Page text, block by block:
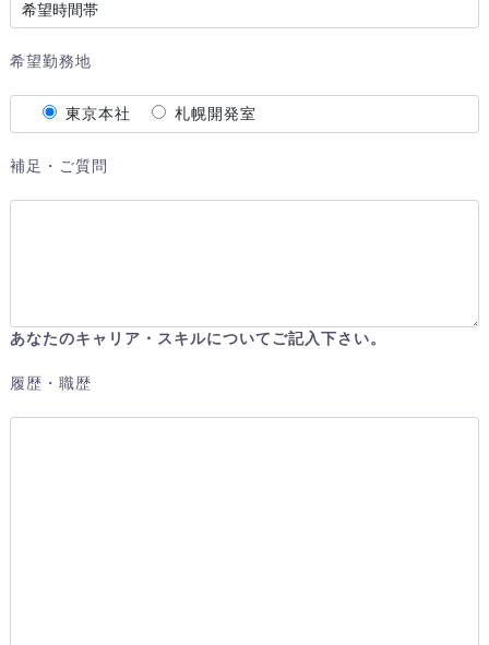
希望勤務地
東京本社 札幌開発室
補足・ご質問
あなたのキャリア・スキルについてご記入下さい。
履歴・職歴